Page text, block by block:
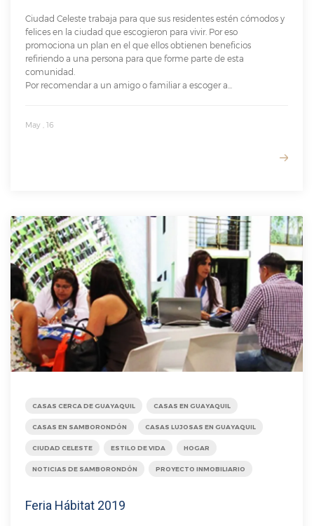
Ciudad Celeste trabaja para que sus residentes estén cómodos y
felices en la ciudad que escogieron para vivir. Por eso
promociona un plan en el que ellos obtienen beneficios
refiriendo a una persona para que forme parte de esta
comunidad.
Por recomendar a un amigo o familiar a escoger a...
May , 16
CASAS CERCA DE GUAYAQUIL CASAS EN GUAYAQUIL
CASAS EN SAMBORONDÓN CASAS LUJOSAS EN GUAYAQUIL
CIUDAD CELESTE ESTILO DE VIDA HOGAR
NOTICIAS DE SAMBORONDÓN PROYECTO INMOBILIARIO
Feria Hábitat 2019